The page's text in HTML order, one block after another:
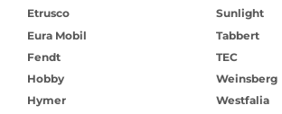
Etrusco
Eura Mobil
Fendt
Hobby
Hymer
Sunlight
Tabbert
TEC
Weinsberg
Westfalia